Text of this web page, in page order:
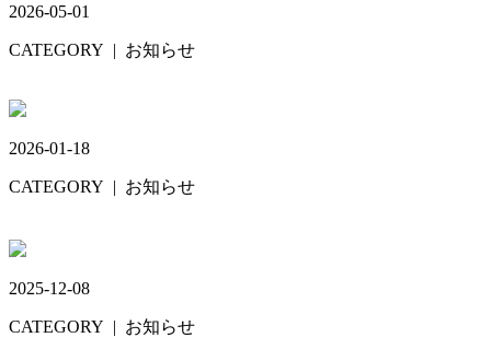
2026-05-01
CATEGORY | お知らせ
2026-01-18
CATEGORY | お知らせ
2025-12-08
CATEGORY | お知らせ